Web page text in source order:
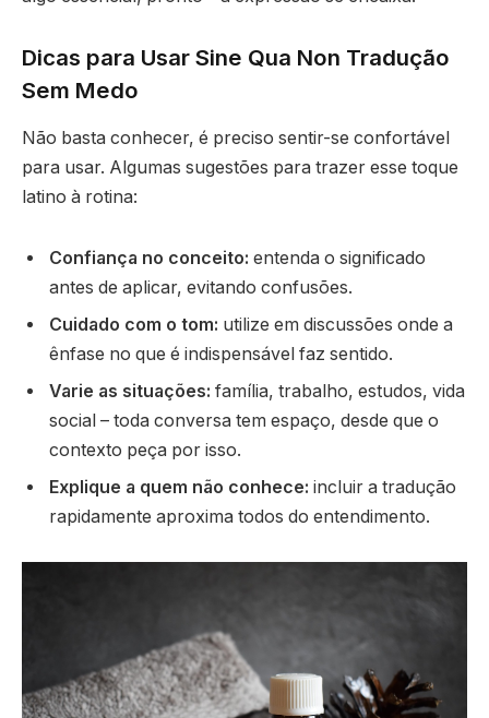
Dicas para Usar Sine Qua Non Tradução
Sem Medo
Não basta conhecer, é preciso sentir-se confortável
para usar. Algumas sugestões para trazer esse toque
latino à rotina:
Confiança no conceito: entenda o significado
antes de aplicar, evitando confusões.
Cuidado com o tom: utilize em discussões onde a
ênfase no que é indispensável faz sentido.
Varie as situações: família, trabalho, estudos, vida
social – toda conversa tem espaço, desde que o
contexto peça por isso.
Explique a quem não conhece: incluir a tradução
rapidamente aproxima todos do entendimento.